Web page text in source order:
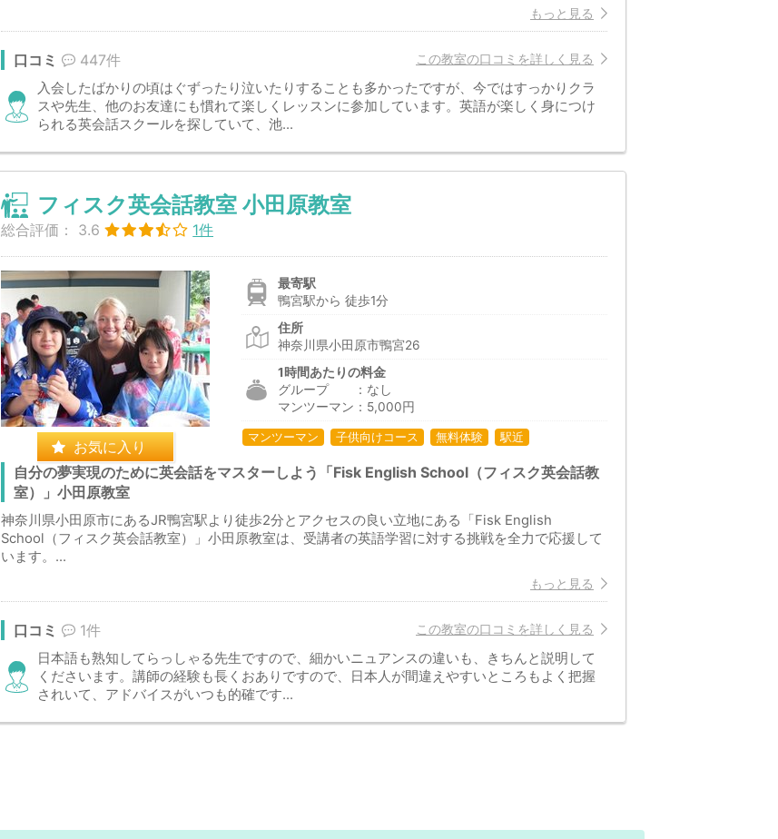
もっと見る
この教室の口コミを詳しく見る
口コミ 447件
入会したばかりの頃はぐずったり泣いたりすることも多かったですが、今ではすっかりクラ
スや先生、他のお友達にも慣れて楽しくレッスンに参加しています。英語が楽しく身につけ
られる英会話スクールを探していて、池...
フィスク英会話教室 小田原教室
総合評価： 3.6 1件
お気に入り
最寄駅
鴨宮駅から 徒歩1分
住所
神奈川県小田原市鴨宮26
1時間あたりの料金
グループ ：なし
マンツーマン：5,000円
マンツーマン 子供向けコース 無料体験 駅近
自分の夢実現のために英会話をマスターしよう「Fisk English School（フィスク英会話教
室）」小田原教室
神奈川県小田原市にあるJR鴨宮駅より徒歩2分とアクセスの良い立地にある「Fisk English
School（フィスク英会話教室）」小田原教室は、受講者の英語学習に対する挑戦を全力で応援して
います。...
もっと見る
この教室の口コミを詳しく見る
口コミ 1件
日本語も熟知してらっしゃる先生ですので、細かいニュアンスの違いも、きちんと説明して
くださいます。講師の経験も長くおありですので、日本人が間違えやすいところもよく把握
されいて、アドバイスがいつも的確です...